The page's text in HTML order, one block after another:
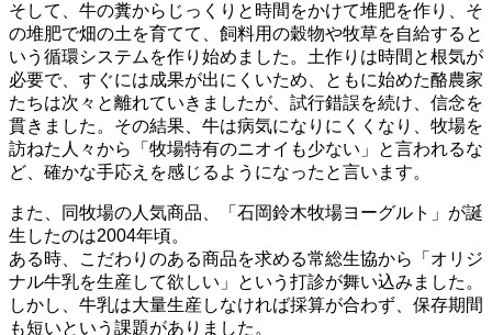
シ
カ
ル
消
費
そして、牛の糞からじっくりと時間をかけて堆肥を作り、そ
の堆肥で畑の土を育てて、飼料用の穀物や牧草を自給すると
いう循環システムを作り始めました。土作りは時間と根気が
必要で、すぐには成果が出にくいため、ともに始めた酪農家
たちは次々と離れていきましたが、試行錯誤を続け、信念を
貫きました。その結果、牛は病気になりにくくなり、牧場を
訪ねた人々から「牧場特有のニオイも少ない」と言われるな
ど、確かな手応えを感じるようになったと言います。
また、同牧場の人気商品、「石岡鈴木牧場ヨーグルト」が誕
生したのは2004年頃。
ある時、こだわりのある商品を求める常総生協から「オリジ
ナル牛乳を生産して欲しい」という打診が舞い込みました。
しかし、牛乳は大量生産しなければ採算が合わず、保存期間
も短いという課題がありました。